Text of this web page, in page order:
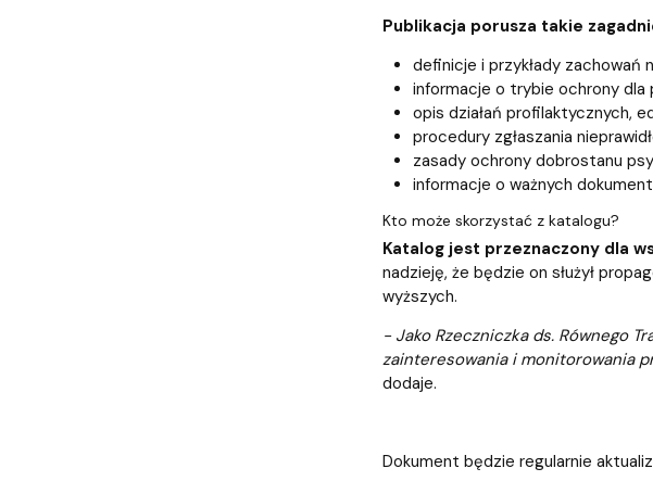
Publikacja porusza takie
definicje i przykłady zachowań
informacje o trybie ochrony
opis działań profilaktycznych,
procedury zgłaszania
zasady ochrony dobrostanu
informacje o ważnych
Kto może skorzystać z katalogu?
Katalog jest przeznaczony dla
nadzieję, że będzie on służył
wyższych.
- Jako Rzeczniczka ds. Równego
zainteresowania i monitorowania
dodaje.
Dokument będzie regularnie